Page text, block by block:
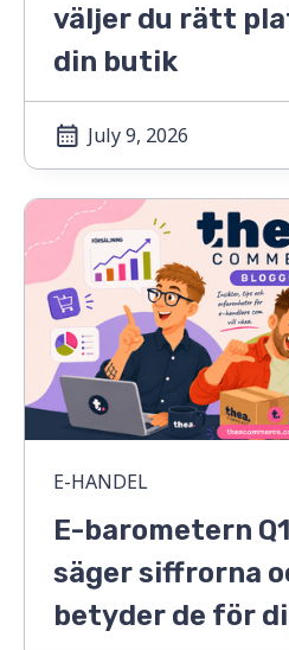
väljer du rätt
din butik
July 9, 2026
E-HANDEL
E-barometern
säger siffrorna
betyder de för